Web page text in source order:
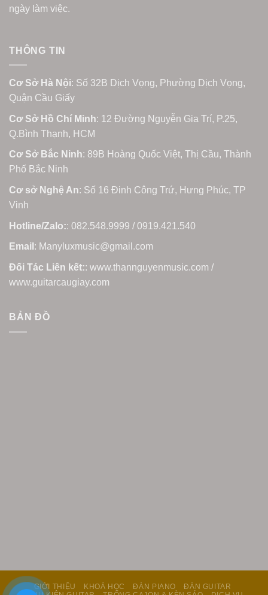
ngày làm việc.
THÔNG TIN
Cơ Sở Hà Nội: Số 32B Dịch Vọng, Phường Dịch Vọng,
Quận Cầu Giấy
Cơ Sở Hồ Chí Minh: 12 Đường Nguyễn Gia Trí, P.25,
Q.Bình Thạnh, HCM
Cơ Sở Bắc Ninh: 89B Hoàng Quốc Việt, Thị Cầu, Thành
Phố Bắc Ninh
Cơ sở Nghệ An: Số 16 Đinh Công Trứ, Hưng Phúc, TP
Vinh
Hotline/Zalo:: 082.548.9999 / 0919.421.540
Email : Manyluxmusic@gmail.com
Đối Tác Liên kết:: www.thannguyenmusic.com /
www.guitarcaugiay.com
BẢN ĐỒ
GIỚI THIỆU KHOÁ HỌC ĐÀN PIANO
ĐÀN GUITAR